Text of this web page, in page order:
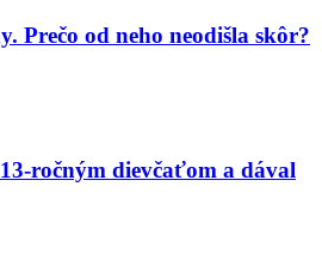
Prečo od neho neodišla skôr?
ročným dievčaťom a dával